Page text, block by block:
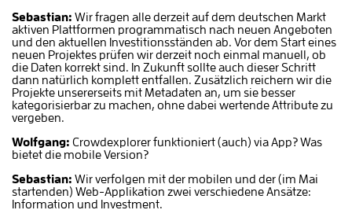
Sebastian: Wir fragen alle derzeit auf dem deutschen Markt
aktiven Plattformen programmatisch nach neuen Angeboten
und den aktuellen Investitionsständen ab. Vor dem Start eines
neuen Projektes prüfen wir derzeit noch einmal manuell, ob
die Daten korrekt sind. In Zukunft sollte auch dieser Schritt
dann natürlich komplett entfallen. Zusätzlich reichern wir die
Projekte unsererseits mit Metadaten an, um sie besser
kategorisierbar zu machen, ohne dabei wertende Attribute zu
vergeben.
Wolfgang: Crowdexplorer funktioniert (auch) via App? Was
bietet die mobile Version?
Sebastian: Wir verfolgen mit der mobilen und der (im Mai
startenden) Web-Applikation zwei verschiedene Ansätze:
Information und Investment.